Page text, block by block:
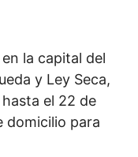
la capital del
y Ley Seca,
el 22 de
domicilio para